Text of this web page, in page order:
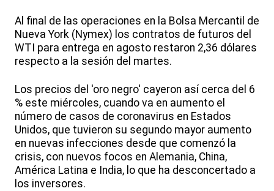
Al final de las operaciones en la Bolsa Mercantil de
Nueva York (Nymex) los contratos de futuros del
WTI para entrega en agosto restaron 2,36 dólares
respecto a la sesión del martes.
Los precios del 'oro negro' cayeron así cerca del 6
% este miércoles, cuando va en aumento el
número de casos de coronavirus en Estados
Unidos, que tuvieron su segundo mayor aumento
en nuevas infecciones desde que comenzó la
crisis, con nuevos focos en Alemania, China,
América Latina e India, lo que ha desconcertado a
los inversores.